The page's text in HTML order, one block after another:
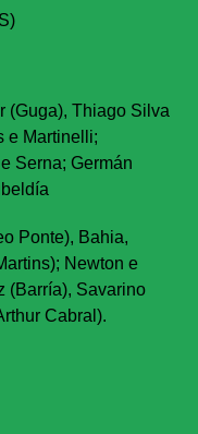
(Guga), Thiago Silva
e Martinelli;
Serna; Germán
Ponte), Bahia,
Newton e
(Barría), Savarino
Cabral).